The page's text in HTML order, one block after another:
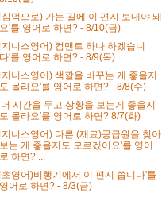
먹으로) 가는 길에 이 편지 보내야 돼
요'를 영어로 하면? - 8/10(금)
니스영어) 컴맨트 하나 하겠습니
다'를 영어로 하면? - 8/9(목)
니스영어) 색깔을 바꾸는 게 좋을지
도 몰라요'를 영어로 하면? - 8/8(수)
시간을 두고 상황을 보는게 좋을지
도 몰라요'를 영어로 하면? 8/7(화)
니스영어) 다른 (재료)공급원을 찾아
보는 게 좋을지도 모르겠어요'를 영어
로 하면? ...
영어)비행기에서 이 편지 씁니다'를
영어로 하면? - 8/3(금)